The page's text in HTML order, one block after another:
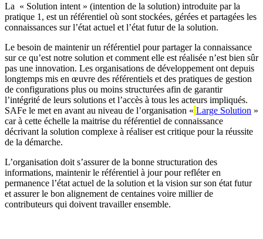
La « Solution intent » (intention de la solution) introduite par la
pratique 1, est un référentiel où sont stockées, gérées et partagées les
connaissances sur l’état actuel et l’état futur de la solution.
Le besoin de maintenir un référentiel pour partager la connaissance
sur ce qu’est notre solution et comment elle est réalisée n’est bien sûr
pas une innovation. Les organisations de développement ont depuis
longtemps mis en œuvre des référentiels et des pratiques de gestion
de configurations plus ou moins structurées afin de garantir
l’intégrité de leurs solutions et l’accès à tous les acteurs impliqués.
SAFe le met en avant au niveau de l’organisation « Large Solution »
car à cette échelle la maitrise du référentiel de connaissance
décrivant la solution complexe à réaliser est critique pour la réussite
de la démarche.
L’organisation doit s’assurer de la bonne structuration des
informations, maintenir le référentiel à jour pour refléter en
permanence l’état actuel de la solution et la vision sur son état futur
et assurer le bon alignement de centaines voire millier de
contributeurs qui doivent travailler ensemble.